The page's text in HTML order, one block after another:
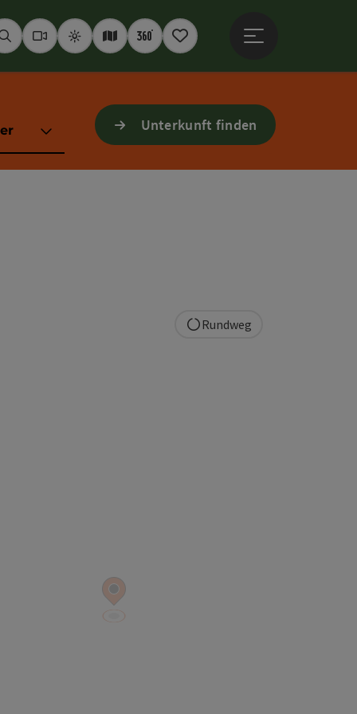
SuchenWebcams
WetterInteraktive Karte
360° Panoramen
Merkzettel
Unterkunft finden
Rundweg